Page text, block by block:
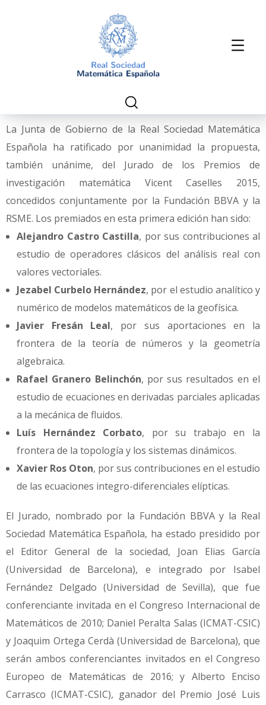
La Junta de Gobierno de la Real Sociedad Matemática
Española ha ratificado por unanimidad la propuesta,
también unánime, del Jurado de los Premios de
investigación matemática Vicent Caselles 2015,
concedidos conjuntamente por la Fundación BBVA y la
RSME. Los premiados en esta primera edición han sido:
Alejandro Castro Castilla, por sus contribuciones al
estudio de operadores clásicos del análisis real con
valores vectoriales.
Jezabel Curbelo Hernández, por el estudio analítico y
numérico de modelos matemáticos de la geofísica.
Javier Fresán Leal, por sus aportaciones en la
frontera de la teoría de números y la geometría
algebraica.
Rafael Granero Belinchón, por sus resultados en el
estudio de ecuaciones en derivadas parciales aplicadas
a la mecánica de fluidos.
Luís Hernández Corbato, por su trabajo en la
frontera de la topología y los sistemas dinámicos.
Xavier Ros Oton, por sus contribuciones en el estudio
de las ecuaciones integro-diferenciales elípticas.
El Jurado, nombrado por la Fundación BBVA y la Real
Sociedad Matemática Española, ha estado presidido por
el Editor General de la sociedad, Joan Elias García
(Universidad de Barcelona), e integrado por Isabel
Fernández Delgado (Universidad de Sevilla), que fue
conferenciante invitada en el Congreso Internacional de
Matemáticos de 2010; Daniel Peralta Salas (ICMAT-CSIC)
y Joaquim Ortega Cerdà (Universidad de Barcelona), que
serán ambos conferenciantes invitados en el Congreso
Europeo de Matemáticas de 2016; y Alberto Enciso
Carrasco (ICMAT-CSIC), ganador del Premio José Luis